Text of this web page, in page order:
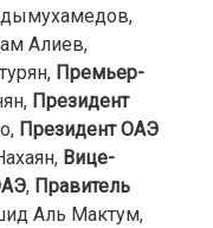
Алиев,
Премьер-
Президент
Президент ОАЭ
Вице-
, Правитель
Аль Мактум,